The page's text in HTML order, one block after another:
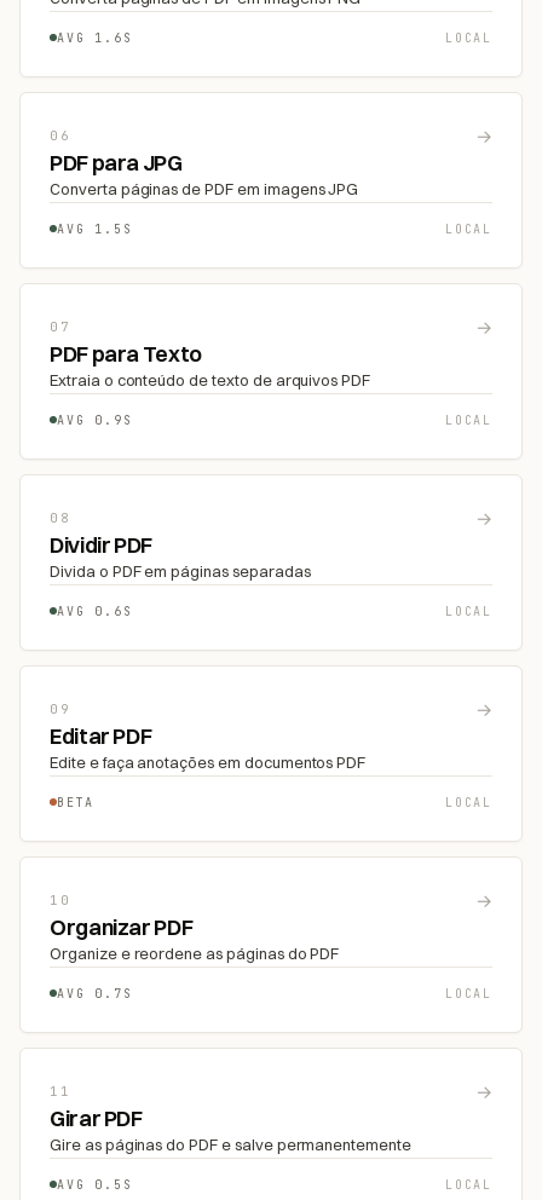
AVG 1.6S LOCAL
06 →
PDF para JPG
Converta páginas de PDF em imagens JPG
AVG 1.5S LOCAL
07 →
PDF para Texto
Extraia o conteúdo de texto de arquivos PDF
AVG 0.9S LOCAL
08 →
Dividir PDF
Divida o PDF em páginas separadas
AVG 0.6S LOCAL
09 →
Editar PDF
Edite e faça anotações em documentos PDF
BETA LOCAL
10 →
Organizar PDF
Organize e reordene as páginas do PDF
AVG 0.7S LOCAL
11 →
Girar PDF
Gire as páginas do PDF e salve permanentemente
AVG 0.5S LOCAL